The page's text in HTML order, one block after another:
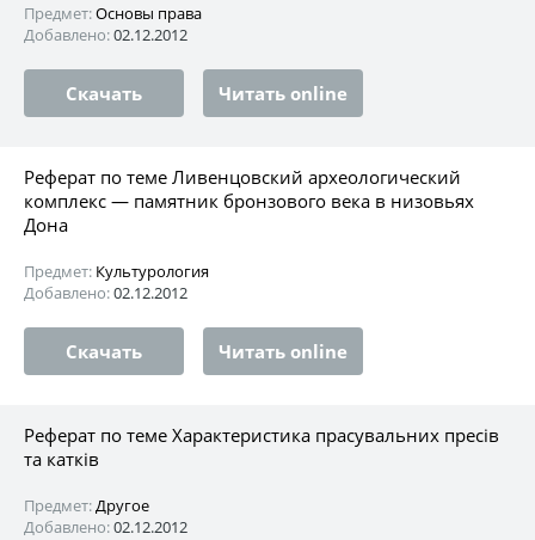
Предмет:Основы права
Добавлено:02.12.2012
Скачать Читать online
Реферат по теме Ливенцовский археологический
комплекс — памятник бронзового века в низовьях
Дона
Предмет: Культурология
Добавлено:02.12.2012
Скачать Читать online
Реферат по теме Характеристика прасувальних пресів
та катків
Предмет:Другое
Добавлено:02.12.2012